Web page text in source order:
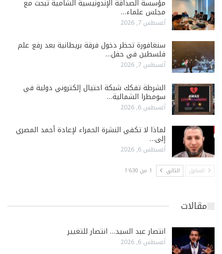
مؤسسة الصداقة الإندونيسية الشامية تبحث مع
مجلس علماء…
أغسطس 7, 2026
سنغافورة تحظر دخول فرقة بريطانية بعد رفع علم
فلسطين في حفل…
أغسطس 7, 2026
الشرطة تفكك شبكة احتيال إلكتروني دولية في
سومطرا الشمالية…
أغسطس 6, 2026
لماذا لا تكفي النشرة الحمراء لإعادة أحمد المصري
إلى…
أغسطس 6, 2026
السابق التالي 1 من 1٬630
مقالات
انتصار عبد السيد… انتصار للتغيير
أغسطس 6, 2026